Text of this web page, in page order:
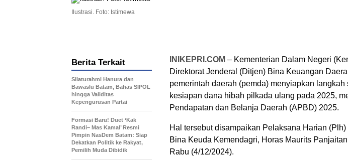
Ilustrasi. Foto: Istimewa
INIKEPRI.COM – Kementerian Dalam Negeri
Direktorat Jenderal (Ditjen) Bina Keuangan
pemerintah daerah (pemda) menyiapkan langkah
kesiapan dana hibah pilkada ulang pada 2025,
Pendapatan dan Belanja Daerah (APBD) 2025.
Hal tersebut disampaikan Pelaksana Harian
Bina Keuda Kemendagri, Horas Maurits
Rabu (4/12/2024).
Berita Terkait
Silaturahmi Hanura dan
Bawaslu Batam, Bahas SIPOL
hingga Validitas
Kepengurusan Partai
Formasi Baru! Duet ‘Kak
Randi– Mas Kamal’ Resmi
Pimpin NasDem Batam: Siap
Dekatkan Politik ke Rakyat,
Pemilih Muda Dibidik